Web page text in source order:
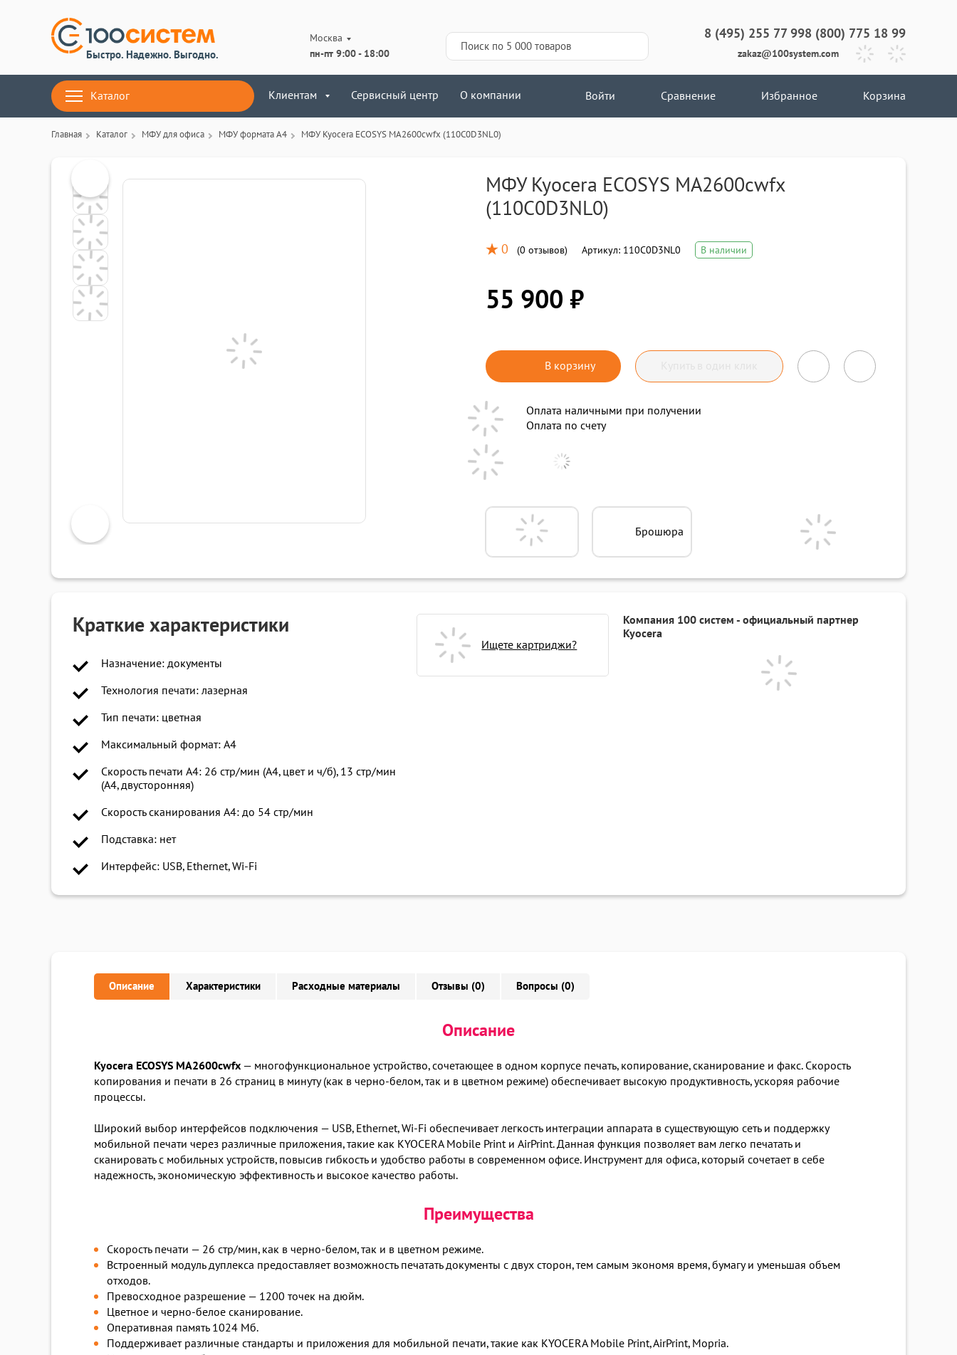
Быстро. Надежно. Выгодно.
Москва
пн-пт 9:00 - 18:00
8 (495) 255 77 998 (800) 775 18 99
zakaz@100system.com
Каталог Клиентам Сервисный центр О компании Войти Сравнение Избранное Корзина
Главная Каталог МФУ для офиса МФУ формата А4 МФУ Kyocera ECOSYS MA2600cwfx (110C0D3NL0)
МФУ Kyocera ECOSYS MA2600cwfx
(110C0D3NL0)
0 (0 отзывов) Артикул: 110C0D3NL0 В наличии
55 900 ₽
В корзину
Оплата наличными при получении
Оплата по счету
Брошюра
Краткие характеристики
Назначение: документы
Технология печати: лазерная
Тип печати: цветная
Максимальный формат: A4
Скорость печати A4: 26 стр/мин (А4, цвет и ч/б), 13 стр/мин
(А4, двусторонняя)
Скорость сканирования A4: до 54 стр/мин
Подставка: нет
Интерфейс: USB, Ethernet, Wi-Fi
Ищете картриджи?
Компания 100 систем - официальный партнер
Kyocera
Описание Характеристики Расходные материалы Отзывы (0) Вопросы (0)
Описание
Kyocera ECOSYS MA2600cwfx — многофункциональное устройство, сочетающее в одном корпусе печать, копирование, сканирование и факс. Скорость
копирования и печати в 26 страниц в минуту (как в черно-белом, так и в цветном режиме) обеспечивает высокую продуктивность, ускоряя рабочие
процессы.
Широкий выбор интерфейсов подключения — USB, Ethernet, Wi-Fi обеспечивает легкость интеграции аппарата в существующую сеть и поддержку
мобильной печати через различные приложения, такие как KYOCERA Mobile Print и AirPrint. Данная функция позволяет вам легко печатать и
сканировать с мобильных устройств, повысив гибкость и удобство работы в современном офисе. Инструмент для офиса, который сочетает в себе
надежность, экономическую эффективность и высокое качество работы.
Преимущества
Скорость печати — 26 стр/мин, как в черно-белом, так и в цветном режиме.
Встроенный модуль дуплекса предоставляет возможность печатать документы с двух сторон, тем самым экономя время, бумагу и уменьшая объем
отходов.
Превосходное разрешение — 1200 точек на дюйм.
Цветное и черно-белое сканирование.
Оперативная память 1024 Мб.
Поддерживает различные стандарты и приложения для мобильной печати, такие как KYOCERA Mobile Print, AirPrint, Mopria.